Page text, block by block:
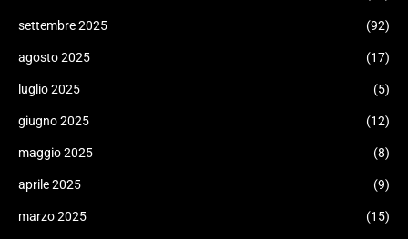
settembre 2025 (92)
agosto 2025 (17)
luglio 2025 (5)
giugno 2025 (12)
maggio 2025 (8)
aprile 2025 (9)
marzo 2025 (15)